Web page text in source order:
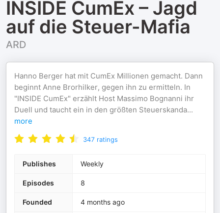
INSIDE CumEx – Jagd
auf die Steuer-Mafia
ARD
Hanno Berger hat mit CumEx Millionen gemacht. Dann
beginnt Anne Brorhilker, gegen ihn zu ermitteln. In
"INSIDE CumEx" erzählt Host Massimo Bognanni ihr
Duell und taucht ein in den größten Steuerskanda...
more
347 ratings
Publishes Weekly
Episodes 8
Founded 4 months ago